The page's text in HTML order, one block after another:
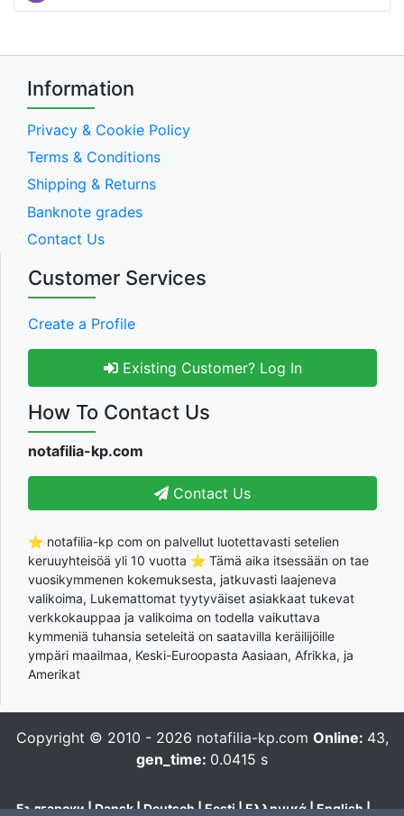
Information
Privacy & Cookie Policy
Terms & Conditions
Shipping & Returns
Banknote grades
Contact Us
Customer Services
Create a Profile
Existing Customer? Log In
How To Contact Us
notafilia-kp.com
Contact Us
⭐ notafilia-kp com on palvellut luotettavasti setelien
keruuyhteisöä yli 10 vuotta ⭐ Tämä aika itsessään on tae
vuosikymmenen kokemuksesta, jatkuvasti laajeneva
valikoima, Lukemattomat tyytyväiset asiakkaat tukevat
verkkokauppaa ja valikoima on todella vaikuttava
kymmeniä tuhansia seteleitä on saatavilla keräilijöille
ympäri maailmaa, Keski-Euroopasta Aasiaan, Afrikka, ja
Amerikat
Copyright © 2010 - 2026 notafilia-kp.com Online: 43,
gen_time: 0.0415 s
Български|Dansk|Deutsch|Eesti|Ελληνικά|English|